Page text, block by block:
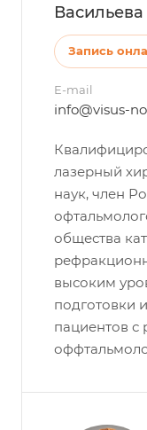
Запись
E-mail
info@visus-
лазерный
наук, член
общества
высоким
подготовки
пациентов с